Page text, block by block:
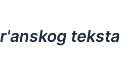
teksta